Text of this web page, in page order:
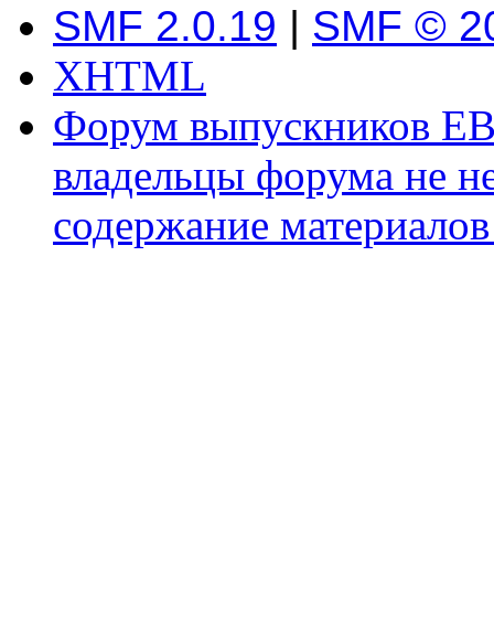
SMF 2.0.19 | SMF ©
XHTML
Форум выпускников
владельцы форума не
содержание